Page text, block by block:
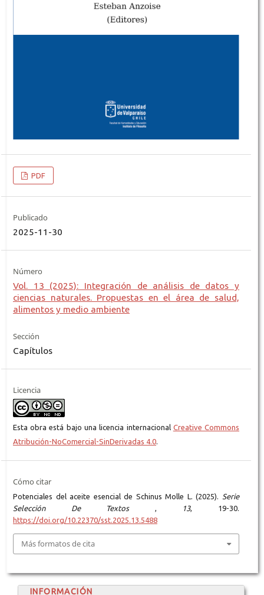
PDF
Publicado
2025-11-30
Número
Vol. 13 (2025): Integración de análisis de datos y
ciencias naturales. Propuestas en el área de salud,
alimentos y medio ambiente
Sección
Capítulos
Licencia
Esta obra está bajo una licencia internacional Creative Commons
Atribución-NoComercial-SinDerivadas 4.0.
Cómo citar
Potenciales del aceite esencial de Schinus Molle L. (2025). Serie
Selección De Textos , 13, 19-30.
https://doi.org/10.22370/sst.2025.13.5488
Más formatos de cita
INFORMACIÓN